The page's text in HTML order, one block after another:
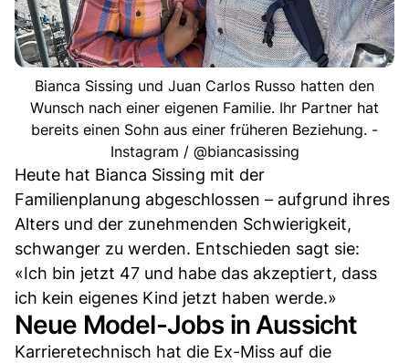
Bianca Sissing und Juan Carlos Russo hatten den
Wunsch nach einer eigenen Familie. Ihr Partner hat
bereits einen Sohn aus einer früheren Beziehung. -
Instagram / @biancasissing
Heute hat Bianca Sissing mit der
Familienplanung abgeschlossen – aufgrund ihres
Alters und der zunehmenden Schwierigkeit,
schwanger zu werden. Entschieden sagt sie:
«Ich bin jetzt 47 und habe das akzeptiert, dass
ich kein eigenes Kind jetzt haben werde.»
Neue Model-Jobs in Aussicht
Karrieretechnisch hat die Ex-Miss auf die